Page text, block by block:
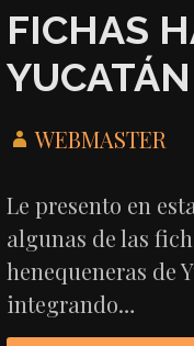
FICHAS
YUCATÁN
WEBMASTER
Le presento en
algunas de las
henequeneras de
integrando…